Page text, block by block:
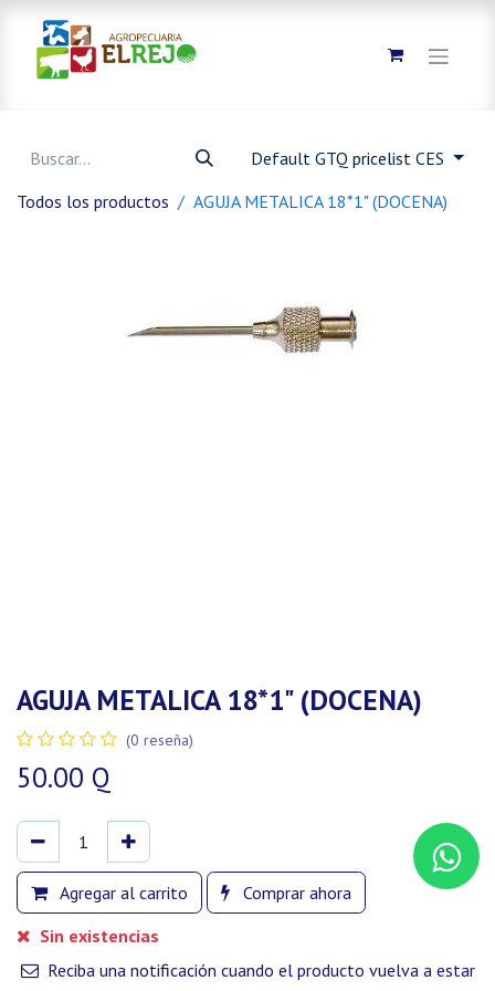
Default GTQ pricelist CES
Todos los productos
AGUJA METALICA 18*1" (DOCENA)
AGUJA METALICA 18*1" (DOCENA)
(0 reseña)
50.00 Q
Agregar al carrito
Comprar ahora
Sin existencias
Reciba una notificación cuando el producto vuelva a estar